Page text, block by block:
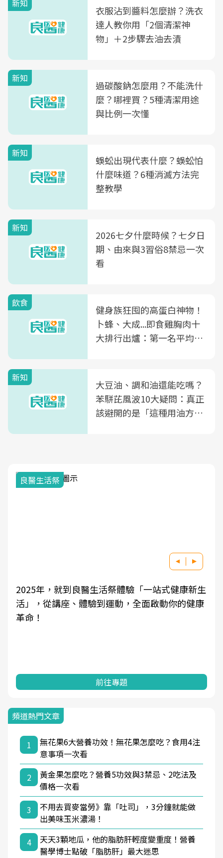
新知
衣服沾到醬料怎麼辦？洗衣
達人教你用「2個清潔神
物」＋2步驟去油去漬
新知
過碳酸鈉怎麼用？不能洗什
麼？哪裡買？5種清潔用途
與比例一次懂
新知
蜈蚣出現代表什麼？蜈蚣怕
什麼味道？6種消滅方法完
整教學
新知
2026七夕什麼時候？七夕日
期、由來與3習俗8禁忌一次
看
飲食
健身族狂囤的高蛋白神物！
卜蜂、大成...即食雞胸肉十
大排行出爐：第一名平均一
新知
大豆油、調和油還能吃嗎？
苯駢芘風波10大疑問：真正
該避開的是「這種用油方
良醫生活祭
2025年，就到良醫生活祭體驗「一站式健康新生
活」，從講座、體驗到運動，全面啟動你的健康
革命！
前往專題
頻道熱門文章
1
無花果6大營養功效！無花果怎麼吃？食用4注
意事項一次看
2
黃金果怎麼吃？營養5功效與3禁忌、2吃法及
價格一次看
3
不用去買麥當勞》靠「吐司」，3分鐘就能做
出美味玉米濃湯！
4
天天3顆地瓜，他的脂肪肝輕度變重度！營養
醫學博士點破「脂肪肝」最大迷思